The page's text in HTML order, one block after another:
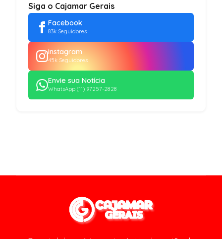
Siga o Cajamar Gerais
Facebook
83k Seguidores
Instagram
45k Seguidores
Envie sua Notícia
WhatsApp (11) 97257-2828